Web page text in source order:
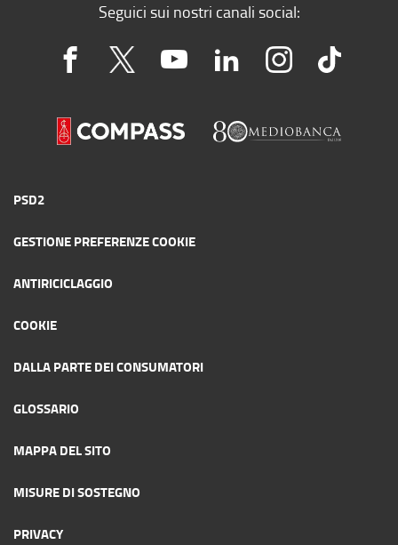
Seguici sui nostri canali social:
PSD2
GESTIONE PREFERENZE COOKIE
ANTIRICICLAGGIO
COOKIE
DALLA PARTE DEI CONSUMATORI
GLOSSARIO
MAPPA DEL SITO
MISURE DI SOSTEGNO
PRIVACY